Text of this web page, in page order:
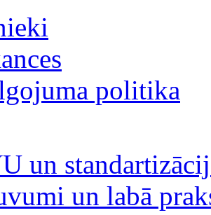
politika
un
un labā